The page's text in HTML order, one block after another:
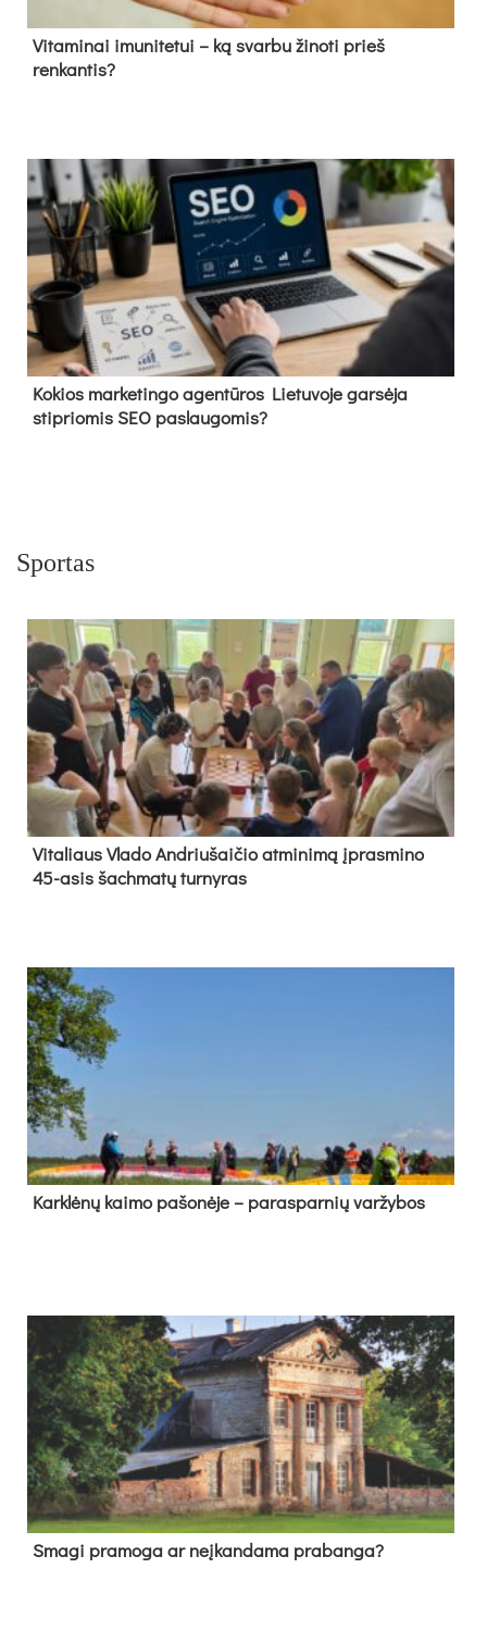
Vitaminai imunitetui – ką svarbu žinoti prieš
renkantis?
Kokios marketingo agentūros Lietuvoje garsėja
stipriomis SEO paslaugomis?
Sportas
Vi­ta­liaus Vla­do And­riu­šai­čio at­mi­ni­mą įpras­mi­no
45-asis šach­ma­tų tur­ny­ras
Kark­lė­nų kai­mo pa­šo­nė­je – pa­ras­par­nių var­žy­bos
Sma­gi pra­mo­ga ar neį­kan­da­ma pra­ban­ga?